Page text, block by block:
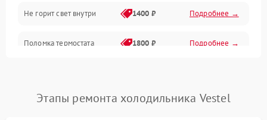
Не горит свет внутри 1400 ₽ Подробнее →
Поломка термостата 1800 ₽ Подробнее →
Поломка системы No Frost 2600 ₽ Подробнее →
Этапы ремонта холодильника Vestel